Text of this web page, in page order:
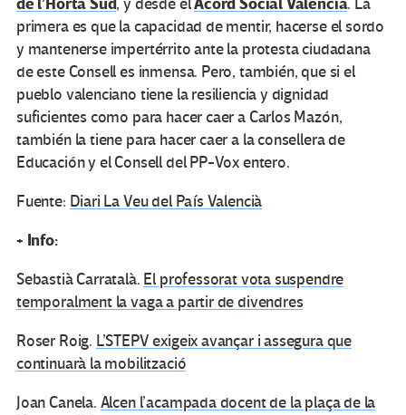
de l’Horta Sud, y desde elAcord Social Valencià. La
primera es que la capacidad de mentir, hacerse el sordo
y mantenerse impertérrito ante la protesta ciudadana
de este Consell es inmensa. Pero, también, que si el
pueblo valenciano tiene la resiliencia y dignidad
suficientes como para hacer caer a Carlos Mazón,
también la tiene para hacer caer a la consellera de
Educación y el Consell del PP-Vox entero.
Fuente: Diari La Veu del País Valencià
+ Info:
Sebastià Carratalà. El professorat vota suspendre
temporalment la vaga a partir de divendres
Roser Roig. L’STEPV exigeix avançar i assegura que
continuarà la mobilització
Joan Canela. Alcen l’acampada docent de la plaça de la